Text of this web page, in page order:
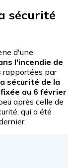
sécurité
d'une
l'incendie de
rapportées par
sécurité de la
au 6 février
après celle de
qui a été